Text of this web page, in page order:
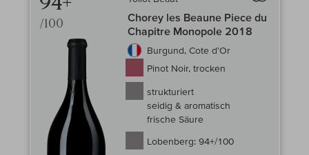
/100
Chorey les Beaune Piece du
Chapitre Monopole 2018
Burgund, Cote d'Or
Pinot Noir, trocken
strukturiert
seidig & aromatisch
frische Säure
Lobenberg: 94+/100